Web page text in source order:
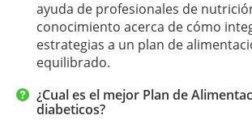
ayuda de profesionales de
conocimiento acerca de cómo
estrategias a un plan de
equilibrado.
¿Cual es el mejor Plan de
diabeticos?